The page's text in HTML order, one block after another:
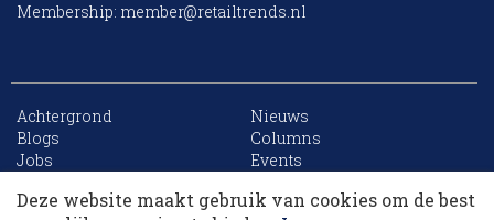
Membership: member@retailtrends.nl
Achtergrond
Nieuws
Blogs
Columns
Jobs
Events
Archief
Sitemap
Deze website maakt gebruik van cookies om de best
10 collega’s
Korting op events